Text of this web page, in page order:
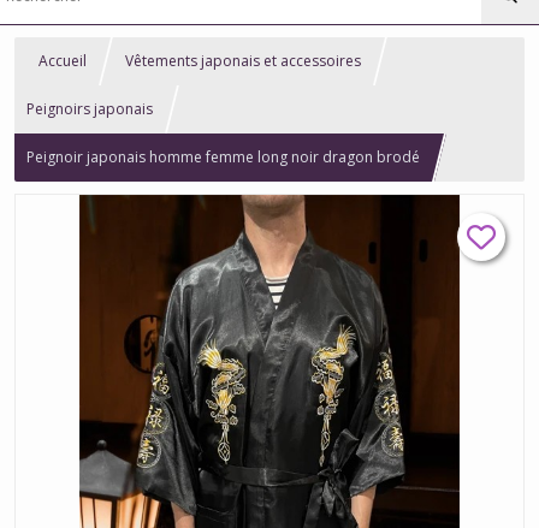
Accueil Vêtements japonais et accessoires
Peignoirs japonais
Peignoir japonais homme femme long noir dragon brodé